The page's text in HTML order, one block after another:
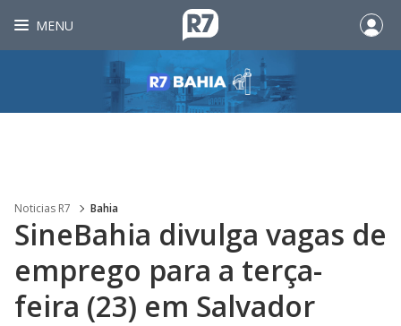
MENU
Noticias R7 Bahia
SineBahia divulga vagas de
emprego para a terça-
feira (23) em Salvador